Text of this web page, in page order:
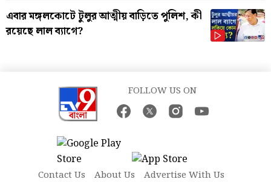
এবার মঙ্গলকোটে টুলুর আত্মীয় বাড়িতে পুলিশ, কী
রয়েছে লাল ব্যাগে?
FOLLOW US ON
Contact Us About Us Advertise With Us